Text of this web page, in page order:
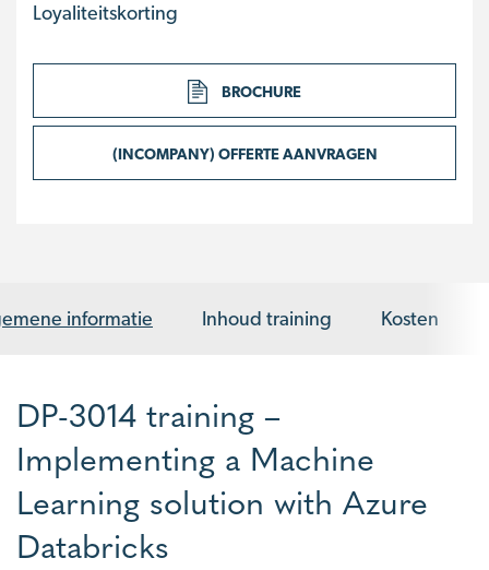
Loyaliteitskorting
BROCHURE
(INCOMPANY) OFFERTE AANVRAGEN
informatie Inhoud training Kosten
DP-3014 training –
Implementing a Machine
Learning solution with Azure
Databricks